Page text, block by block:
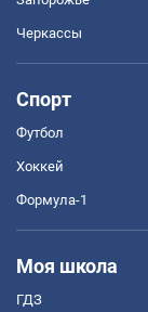
Черкассы
Спорт
Футбол
Хоккей
Формула-1
Моя школа
ГДЗ